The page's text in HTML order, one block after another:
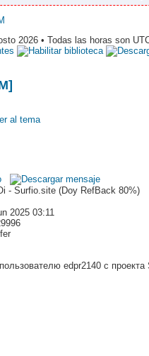
2026 • Todas las horas son
- Surfio.site (Doy RefBack 80%)
2025 03:11
edpr2140 с проекта